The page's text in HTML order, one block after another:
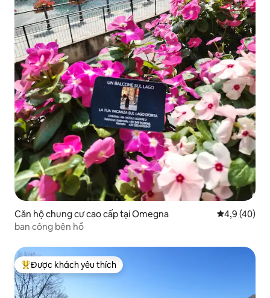
Căn hộ chung cư cao cấp tại Omegna Xếp hạng
4,9 (40)
ban công bên hồ
Được khách yêu thích nhất
Được khách yêu thích